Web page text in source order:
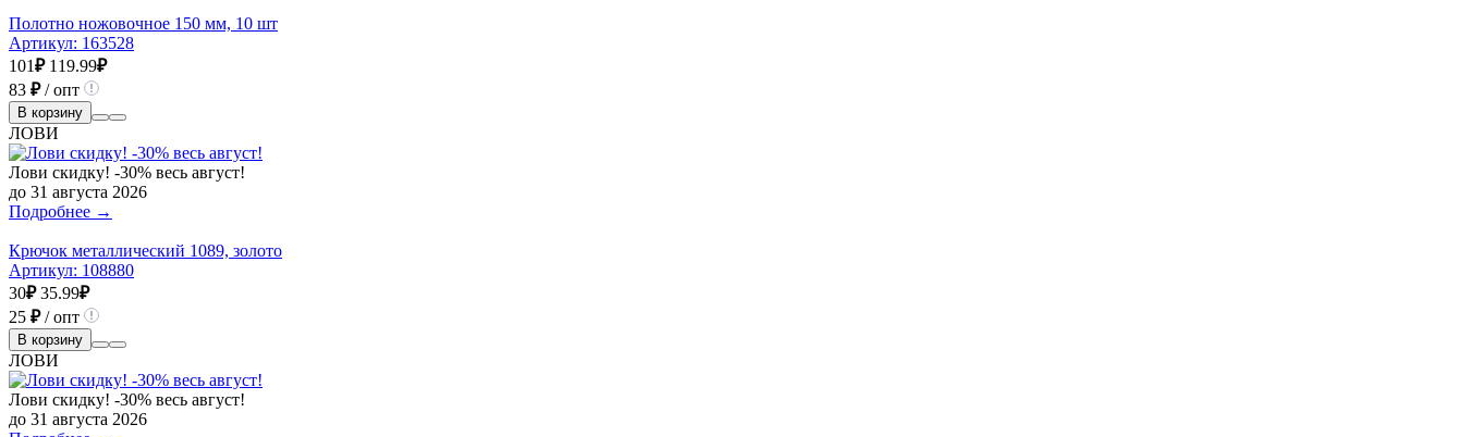
Полотно ножовочное 150 мм, 10 шт
Артикул: 163528
101₽ 119.99₽
83 ₽/ опт
В корзину
ЛОВИ
Лови скидку! -30% весь август!
до 31 августа 2026
Подробнее →
Крючок металлический 1089, золото
Артикул: 108880
30₽ 35.99₽
25 ₽/ опт
В корзину
ЛОВИ
Лови скидку! -30% весь август!
до 31 августа 2026